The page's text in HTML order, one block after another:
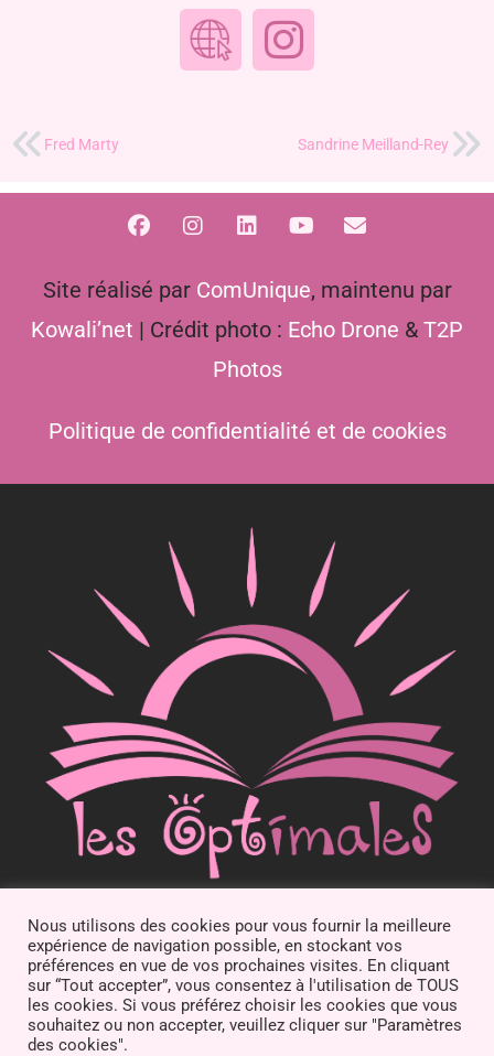
Fred Marty Sandrine Meilland-Rey
Site réalisé par ComUnique, maintenu par
Kowali’net | Crédit photo : Echo Drone & T2P
Photos
Politique de confidentialité et de cookies
Les Optimales de Livron
Promouvoir la culture littéraire optimiste par le biais d’un
salon du livre
Association loi 1901, déclarée à la Sous-Préfecture de Die, le
Nous utilisons des cookies pour vous fournir la meilleure
expérience de navigation possible, en stockant vos
préférences en vue de vos prochaines visites. En cliquant
sur “Tout accepter”, vous consentez à l'utilisation de TOUS
les cookies. Si vous préférez choisir les cookies que vous
souhaitez ou non accepter, veuillez cliquer sur "Paramètres
des cookies".